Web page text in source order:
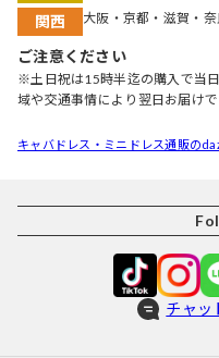
関西 大阪・京都・滋賀・
ご注意ください
※土日祝は15時半迄の購入で当
域や交通事情により翌日お届け
キャバドレス・ミニドレス通販の
チャッ